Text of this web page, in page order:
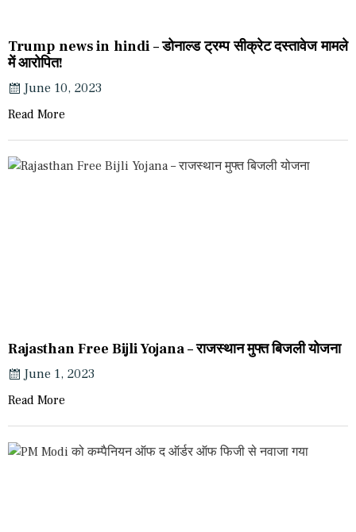
Trump news in hindi – डोनाल्ड ट्रम्प सीक्रेट दस्तावेज मामले
में आरोपित!
June 10, 2023
Read More
Rajasthan Free Bijli Yojana – राजस्थान मुफ्त बिजली योजना
June 1, 2023
Read More